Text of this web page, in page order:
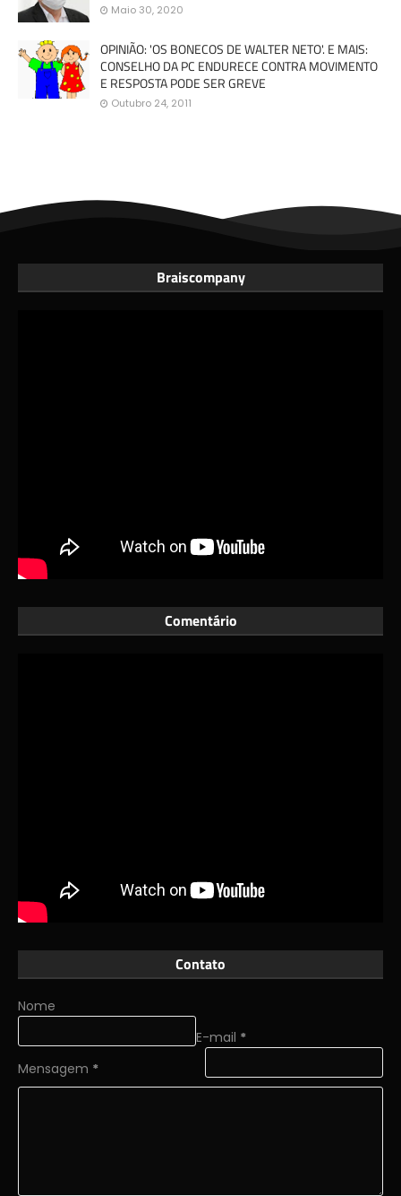
Maio 30, 2020
OPINIÃO: 'OS BONECOS DE WALTER NETO'. E MAIS:
CONSELHO DA PC ENDURECE CONTRA MOVIMENTO
E RESPOSTA PODE SER GREVE
Outubro 24, 2011
Braiscompany
Comentário
Contato
Nome
E-mail *
Mensagem *